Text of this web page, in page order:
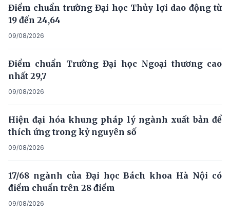
Điểm chuẩn trường Đại học Thủy lợi dao động từ
19 đến 24,64
09/08/2026
Điểm chuẩn Trường Đại học Ngoại thương cao
nhất 29,7
09/08/2026
Hiện đại hóa khung pháp lý ngành xuất bản để
thích ứng trong kỷ nguyên số
09/08/2026
17/68 ngành của Đại học Bách khoa Hà Nội có
điểm chuẩn trên 28 điểm
09/08/2026